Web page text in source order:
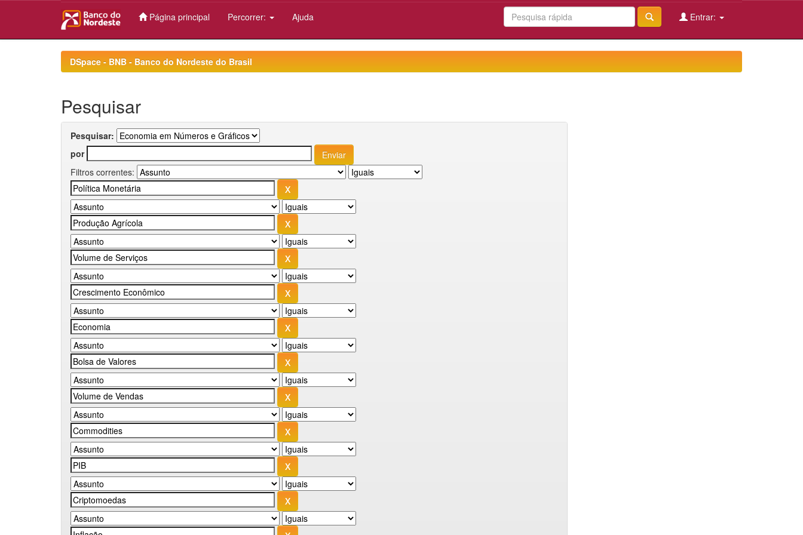
Página principal Percorrer: Ajuda Entrar:
DSpace - BNB - Banco do Nordeste do Brasil
Pesquisar
Pesquisar:
por
Filtros correntes: